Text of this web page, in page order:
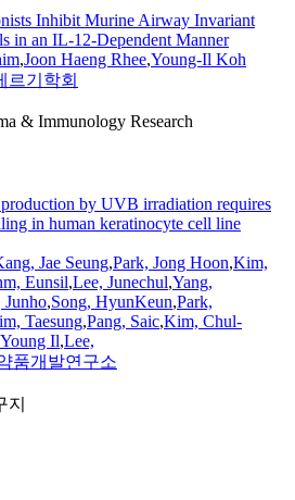
Inhibit Murine Airway Invariant
in an IL-12-Dependent Manner
,Joon Haeng Rhee,Young-Il Koh
르기학회
& Immunology Research
by UVB irradiation requires
in human keratinocyte cell line
Jae Seung,Park, Jong Hoon,Kim,
Eunsil,Lee, Junechul,Yang,
Junho,Song, HyunKeun,Park,
Taesung,Pang, Saic,Kim, Chul-
Il,Lee,
품개발연구소
지